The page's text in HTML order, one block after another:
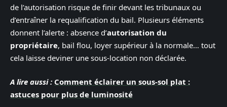
de l’autorisation risque de finir devant les tribunaux ou
d’entraîner la requalification du bail. Plusieurs éléments
donnent l’alerte : absence d’autorisation du
propriétaire, bail flou, loyer supérieur à la normale… tout
cela laisse deviner une sous-location non déclarée.
A lire aussi : Comment éclairer un sous-sol plat :
astuces pour plus de luminosité